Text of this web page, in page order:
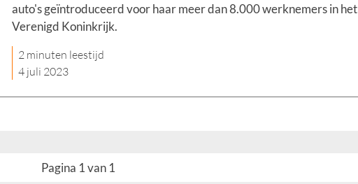
auto's geïntroduceerd voor haar meer dan 8.000 werknemers in het
Verenigd Koninkrijk.
2 minuten leestijd
4 juli 2023
Pagina 1 van 1